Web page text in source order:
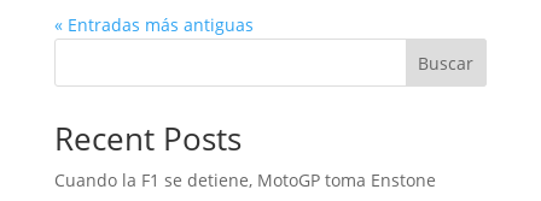
« Entradas más antiguas
Buscar
Recent Posts
Cuando la F1 se detiene, MotoGP toma Enstone